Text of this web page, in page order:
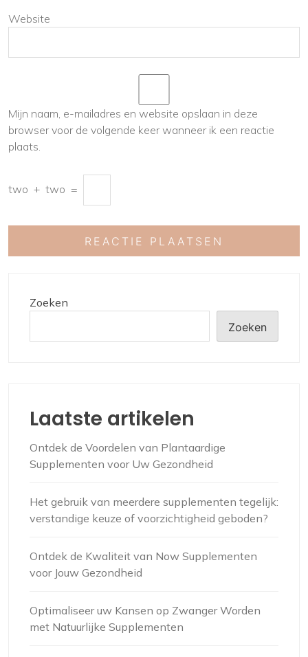
Website
Mijn naam, e-mailadres en website opslaan in deze
browser voor de volgende keer wanneer ik een reactie
plaats.
two + two =
Zoeken
Zoeken
Laatste artikelen
Ontdek de Voordelen van Plantaardige
Supplementen voor Uw Gezondheid
Het gebruik van meerdere supplementen tegelijk:
verstandige keuze of voorzichtigheid geboden?
Ontdek de Kwaliteit van Now Supplementen
voor Jouw Gezondheid
Optimaliseer uw Kansen op Zwanger Worden
met Natuurlijke Supplementen